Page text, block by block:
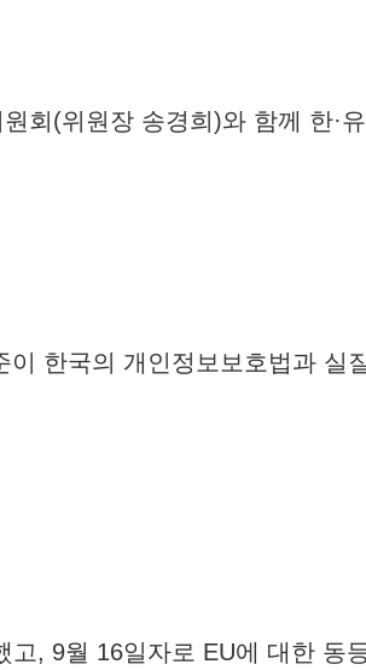
회(위원장 송경희)와 함께 한·
한국의 개인정보보호법과 실
, 9월 16일자로 EU에 대한 동